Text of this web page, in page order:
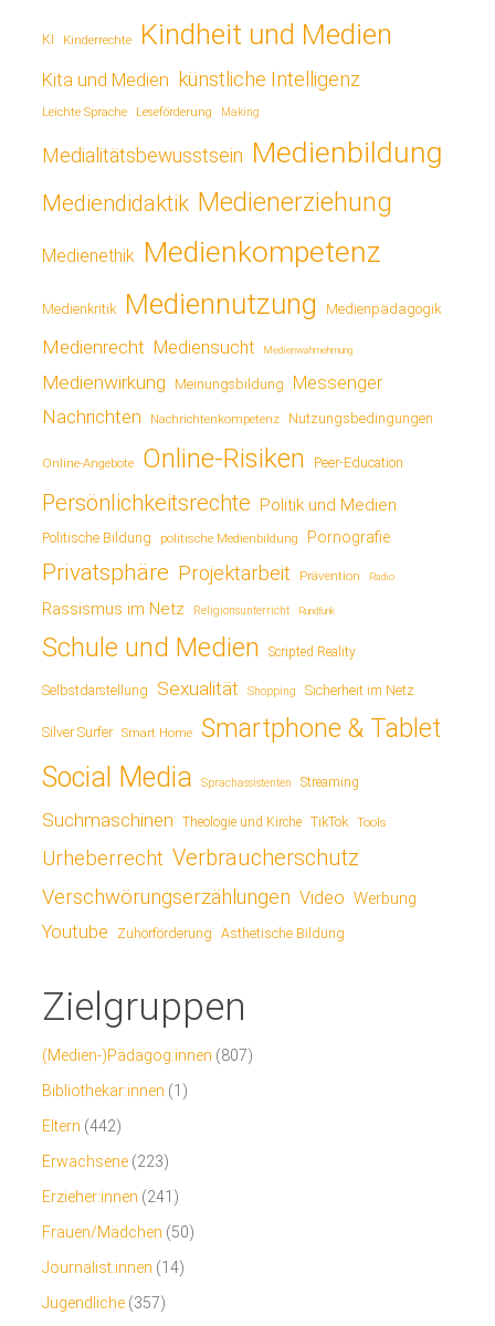
KI Kinderrechte Kindheit und Medien
Kita und Medien künstliche Intelligenz
Leichte Sprache Leseförderung Making
Medialitätsbewusstsein Medienbildung
Mediendidaktik Medienerziehung
Medienethik Medienkompetenz
Medienkritik Mediennutzung Medienpädagogik
Medienrecht Mediensucht Medienwahrnehmung
Medienwirkung Meinungsbildung Messenger
Nachrichten Nachrichtenkompetenz Nutzungsbedingungen
Online-Angebote Online-Risiken Peer-Education
Persönlichkeitsrechte Politik und Medien
Politische Bildung politische Medienbildung Pornografie
Privatsphäre Projektarbeit Prävention Radio
Rassismus im Netz Religionsunterricht Rundfunk
Schule und Medien Scripted Reality
Selbstdarstellung Sexualität Shopping Sicherheit im Netz
Silver Surfer Smart Home Smartphone & Tablet
Social Media Sprachassistenten Streaming
Suchmaschinen Theologie und Kirche TikTok Tools
Urheberrecht Verbraucherschutz
Verschwörungserzählungen Video Werbung
Youtube Zuhörförderung Ästhetische Bildung
Zielgruppen
(Medien-)Pädagog:innen (807)
Bibliothekar:innen (1)
Eltern (442)
Erwachsene (223)
Erzieher:innen (241)
Frauen/Mädchen (50)
Journalist:innen (14)
Jugendliche (357)